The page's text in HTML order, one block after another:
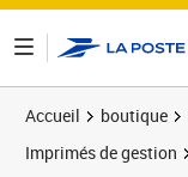
Accueil boutique
Imprimés de gestion